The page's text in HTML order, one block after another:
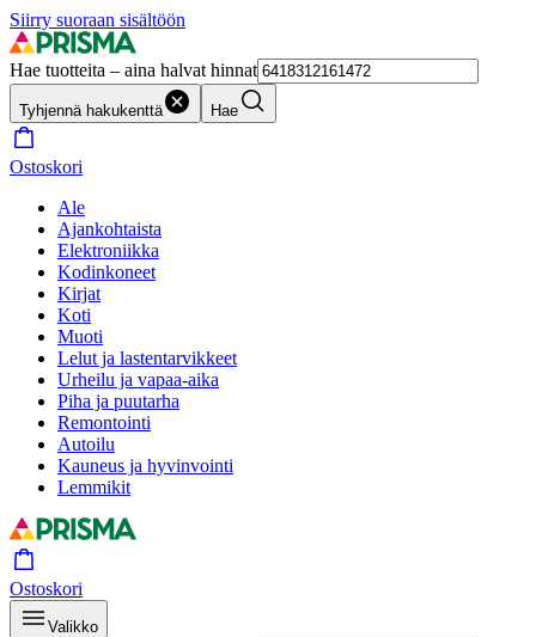
Siirry suoraan sisältöön
Hae tuotteita – aina halvat hinnat
Tyhjennä hakukenttä Hae
Ostoskori
Ale
Ajankohtaista
Elektroniikka
Kodinkoneet
Kirjat
Koti
Muoti
Lelut ja lastentarvikkeet
Urheilu ja vapaa-aika
Piha ja puutarha
Remontointi
Autoilu
Kauneus ja hyvinvointi
Lemmikit
Ostoskori
Valikko